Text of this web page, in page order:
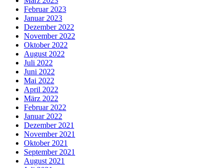
Februar 2023
Januar 2023
Dezember 2022
November 2022
Oktober 2022
August 2022
Juli 2022
Juni 2022
Mai 2022
April 2022
März 2022
Februar 2022
Januar 2022
Dezember 2021
November 2021
Oktober 2021
September 2021
August 2021